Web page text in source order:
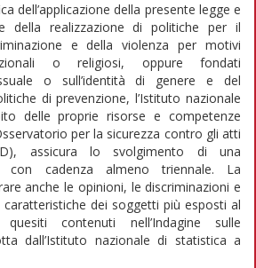
dell’applicazione della presente legge e
della realizzazione di politiche per il
e della violenza per motivi
o religiosi, oppure fondati
o sull’identità di genere e del
di prevenzione, l’Istituto nazionale
delle proprie risorse e competenze
per la sicurezza contro gli atti
assicura lo svolgimento di una
con cadenza almeno triennale. La
anche le opinioni, le discriminazioni e
dei soggetti più esposti al
contenuti nell’Indagine sulle
dall’Istituto nazionale di statistica a